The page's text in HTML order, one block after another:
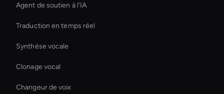
Agent de soutien à l'IA
Traduction en temps réel
Synthèse vocale
Clonage vocal
Changeur de voix